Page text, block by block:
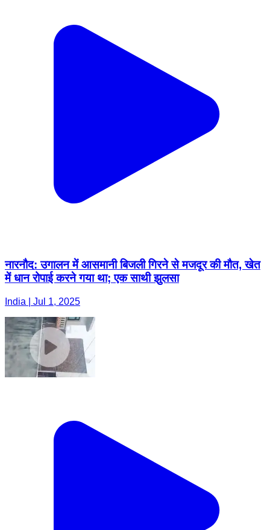
नारनौद: उगालन में आसमानी बिजली गिरने से मजदूर की मौत, खेत
में धान रोपाई करने गया था; एक साथी झुलसा
India | Jul 1, 2025